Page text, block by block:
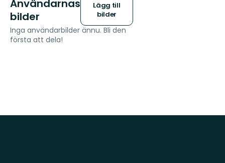
Användarnas
bilder
Lägg till
bilder
Inga användarbilder ännu. Bli den
första att dela!